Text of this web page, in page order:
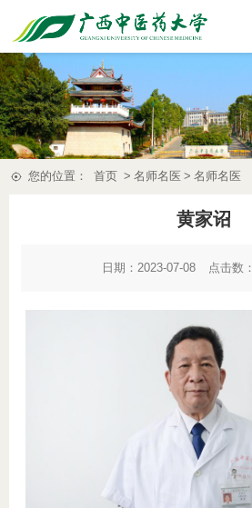
您的位置： 首页 > 名师名医 > 名师名医
黄家诏
日期：2023-07-08 点击数：